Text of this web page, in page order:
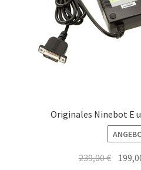
Originales Ninebot E
239,00€